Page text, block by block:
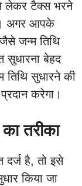
लेकर टैक्स भरने
अगर आपके
जन्म तिथि
बेहद
सुधारने की
करेगा।
तरीका
है, तो इसे
किया जा